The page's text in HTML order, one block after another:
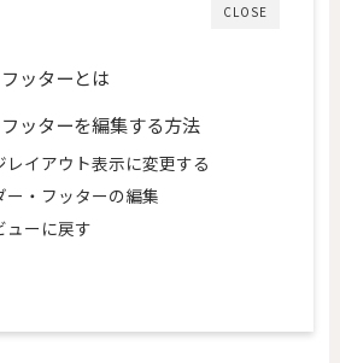
CLOSE
ッターとは
ッターを編集する方法
レイアウト表示に変更する
ー・フッターの編集
ューに戻す